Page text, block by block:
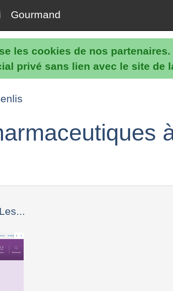
les cookies de nos partenaires.
privé sans lien avec le site de
Gourmand